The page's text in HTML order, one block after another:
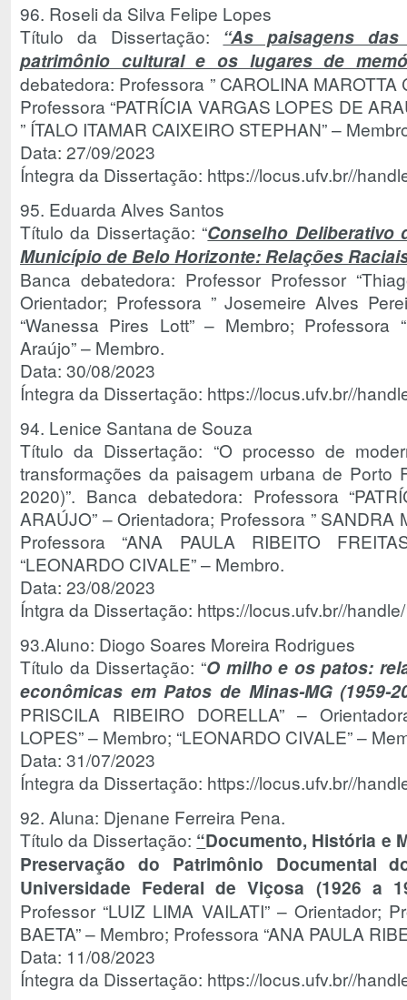
96. Roseli da Silva Felipe Lopes
Título da Dissertação: “As paisagens
patrimônio cultural e os lugares de
debatedora: Professora ” CAROLINA MAROTTA
Professora “PATRÍCIA VARGAS LOPES DE
” ÍTALO ITAMAR CAIXEIRO STEPHAN” –
Data: 27/09/2023
Íntegra da Dissertação: https://locus.ufv.br//
95. Eduarda Alves Santos
Título da Dissertação: “Conselho Deliberativo
Município de Belo Horizonte: Relações
Banca debatedora: Professor Professor
Orientador; Professora ” Josemeire Alves
“Wanessa Pires Lott” – Membro; Professora
Araújo” – Membro.
Data: 30/08/2023
Íntegra da Dissertação: https://locus.ufv.br//
94. Lenice Santana de Souza
Título da Dissertação: “O processo de
transformações da paisagem urbana de Porto
2020)”. Banca debatedora: Professora
ARAÚJO” – Orientadora; Professora ” SANDRA
Professora “ANA PAULA RIBEITO
“LEONARDO CIVALE” – Membro.
Data: 23/08/2023
Íntgra da Dissertação: https://locus.ufv.br//
93.Aluno: Diogo Soares Moreira Rodrigues
Título da Dissertação: “O milho e os patos:
econômicas em Patos de Minas-MG (1959-
PRISCILA RIBEIRO DORELLA” –
LOPES” – Membro; “LEONARDO CIVALE” –
Data: 31/07/2023
Íntegra da Dissertação: https://locus.ufv.br//
92. Aluna: Djenane Ferreira Pena.
Título da Dissertação: “Documento, História e
Preservação do Patrimônio Documental
Universidade Federal de Viçosa (1926 a
Professor “LUIZ LIMA VAILATI” – Orientador;
BAETA” – Membro; Professora “ANA PAULA
Data: 11/08/2023
Íntegra da Dissertação: https://locus.ufv.br//